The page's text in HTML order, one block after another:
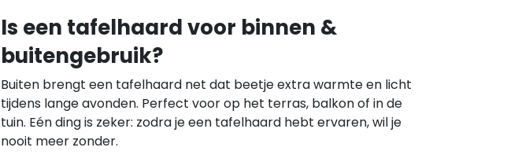
Is een tafelhaard voor binnen &
buitengebruik?
Buiten brengt een tafelhaard net dat beetje extra warmte en licht
tijdens lange avonden. Perfect voor op het terras, balkon of in de
tuin. Eén ding is zeker: zodra je een tafelhaard hebt ervaren, wil je
nooit meer zonder.